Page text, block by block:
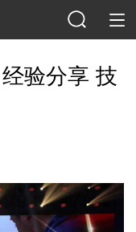
验分享 技